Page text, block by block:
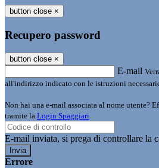
button close ×
Recupero password
button close ×
E-mail
all'indirizzo indicato con le istruzioni
Non hai una e-mail associata al nome utente?
tramite la Login Spaggiari
E-mail inviata, si prega di controllare la
Errore